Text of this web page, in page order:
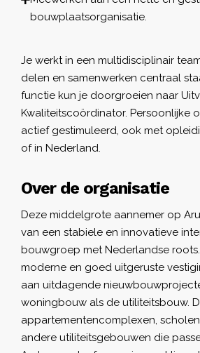
bouwplaatsorganisatie.
Je werkt in een multidisciplinair
delen en samenwerken centraal
functie kun je doorgroeien naar
Kwaliteitscoördinator. Persoonlijke
actief gestimuleerd, ook met
of in Nederland.
Over de organisatie
Deze middelgrote aannemer op
van een stabiele en innovatieve
bouwgroep met Nederlandse
moderne en goed uitgeruste
aan uitdagende
woningbouw als de utiliteitsbouw.
appartementencomplexen,
andere utiliteitsgebouwen die